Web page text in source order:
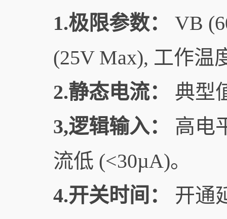
1.极限参数：
VB
(25V Max), 工作温
2.静态电流：
典型
3,逻辑输入：
高电
流低 (<30µA)。
4.开关时间：
开通